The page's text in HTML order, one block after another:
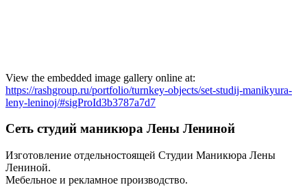
View the embedded image gallery online at:
https://rashgroup.ru/portfolio/turnkey-objects/set-studij-manikyura-
leny-leninoj/#sigProId3b3787a7d7
Сеть студий маникюра Лены Лениной
Изготовление отдельностоящей Студии Маникюра Лены
Лениной.
Мебельное и рекламное производство.